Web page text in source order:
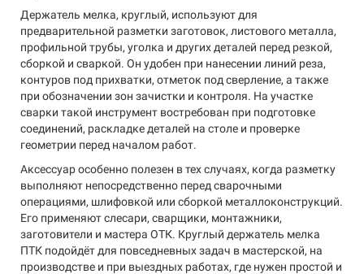
Держатель мелка, круглый, используют для
предварительной разметки заготовок, листового металла,
профильной трубы, уголка и других деталей перед резкой,
сборкой и сваркой. Он удобен при нанесении линий реза,
контуров под прихватки, отметок под сверление, а также
при обозначении зон зачистки и контроля. На участке
сварки такой инструмент востребован при подготовке
соединений, раскладке деталей на столе и проверке
геометрии перед началом работ.
Аксессуар особенно полезен в тех случаях, когда разметку
выполняют непосредственно перед сварочными
операциями, шлифовкой или сборкой металлоконструкций.
Его применяют слесари, сварщики, монтажники,
заготовители и мастера ОТК. Круглый держатель мелка
ПТК подойдёт для повседневных задач в мастерской, на
производстве и при выездных работах, где нужен простой и